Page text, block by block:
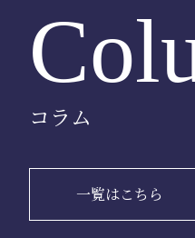
コラム
一覧はこちら